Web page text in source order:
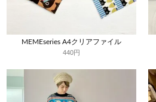
MEMEseries A4クリアファイル
440円